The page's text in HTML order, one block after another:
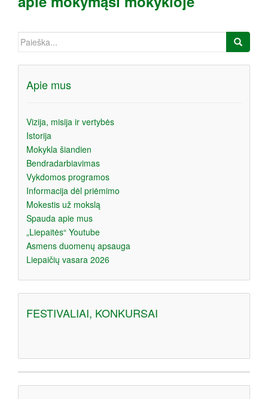
Ieškoti:
Apie mus
Vizija, misija ir vertybės
Istorija
Mokykla šiandien
Bendradarbiavimas
Vykdomos programos
Informacija dėl priėmimo
Mokestis už mokslą
Spauda apie mus
„Liepaitės“ Youtube
Asmens duomenų apsauga
Liepaičių vasara 2026
FESTIVALIAI, KONKURSAI